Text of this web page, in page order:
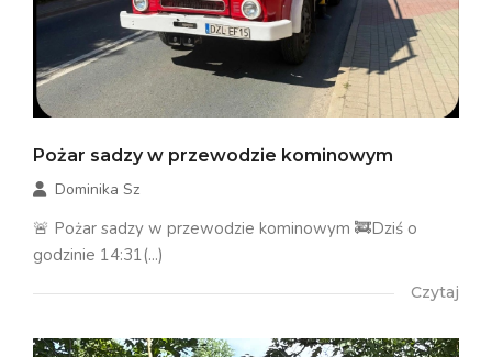
Pożar sadzy w przewodzie kominowym
Dominika Sz
🚨 Pożar sadzy w przewodzie kominowym 🚒Dziś o
godzinie 14:31(...)
Czytaj